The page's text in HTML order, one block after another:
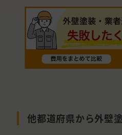
他都道府県から外壁